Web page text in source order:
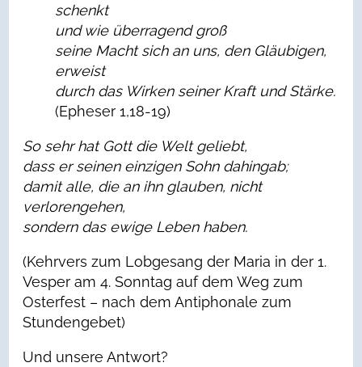
schenkt
und wie überragend groß
seine Macht sich an uns, den Gläubigen,
erweist
durch das Wirken seiner Kraft und Stärke.
(Epheser 1,18-19)
So sehr hat Gott die Welt geliebt,
dass er seinen einzigen Sohn dahingab;
damit alle, die an ihn glauben, nicht
verlorengehen,
sondern das ewige Leben haben.
(Kehrvers zum Lobgesang der Maria in der 1.
Vesper am 4. Sonntag auf dem Weg zum
Osterfest – nach dem Antiphonale zum
Stundengebet)
Und unsere Antwort?